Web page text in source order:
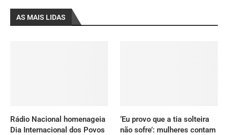
AS MAIS LIDAS
Rádio Nacional homenageia
Dia Internacional dos Povos
‘Eu provo que a tia solteira
não sofre’: mulheres contam